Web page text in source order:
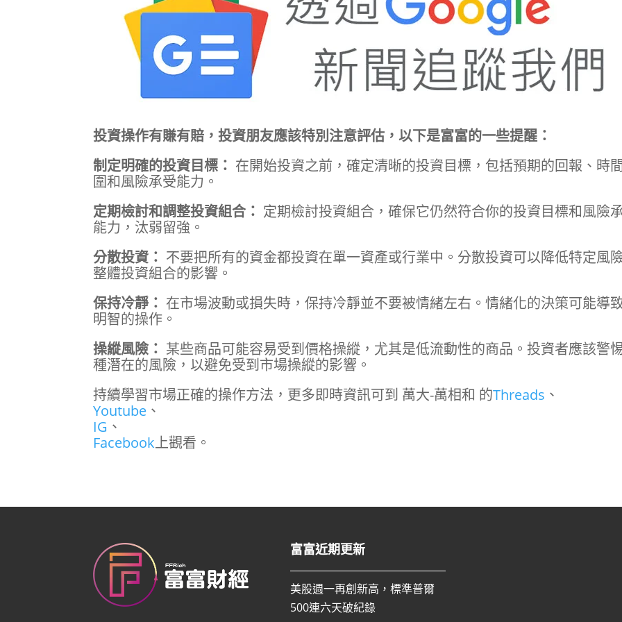
投資操作有賺有賠，投資朋友應該特別注意評估，以下是富富的一些提醒：
制定明確的投資目標： 在開始投資之前，確定清晰的投資目標，包括預期的回報、時
圍和風險承受能力。
定期檢討和調整投資組合： 定期檢討投資組合，確保它仍然符合你的投資目標和風險
能力，汰弱留強。
分散投資： 不要把所有的資金都投資在單一資產或行業中。分散投資可以降低特定風
整體投資組合的影響。
保持冷靜： 在市場波動或損失時，保持冷靜並不要被情緒左右。情緒化的決策可能導
明智的操作。
操縱風險： 某些商品可能容易受到價格操縱，尤其是低流動性的商品。投資者應該警
種潛在的風險，以避免受到市場操縱的影響。
持續學習市場正確的操作方法，更多即時資訊可到 萬大-萬相和 的Threads 、
Youtube 、
IG 、
Facebook上觀看。
富富近期更新
美股週一再創新高，標準普爾
500連六天破紀錄